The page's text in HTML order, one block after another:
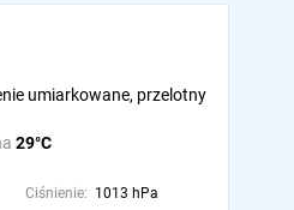
29°C
umiarkowane, przelotny
Ciśnienie: 1013 hPa